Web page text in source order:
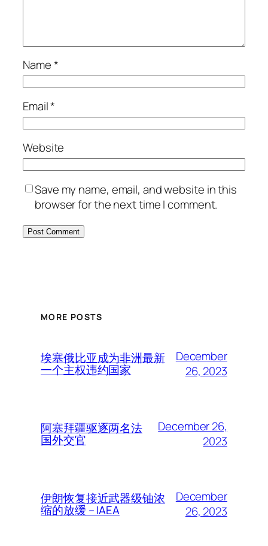
Name*
Email*
Website
Save my name, email, and website in this
browser for the next time I comment.
MORE POSTS
埃塞俄比亚成为非洲最新
一个主权违约国家
December
26, 2023
阿塞拜疆驱逐两名法
国外交官
December 26,
2023
伊朗恢复接近武器级铀浓
缩的放缓 – IAEA
December
26, 2023